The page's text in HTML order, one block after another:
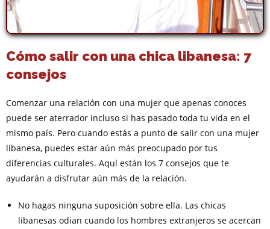
Cómo salir con una chica libanesa: 7
consejos
Comenzar una relación con una mujer que apenas conoces
puede ser aterrador incluso si has pasado toda tu vida en el
mismo país. Pero cuando estás a punto de salir con una mujer
libanesa, puedes estar aún más preocupado por tus
diferencias culturales. Aquí están los 7 consejos que te
ayudarán a disfrutar aún más de la relación.
No hagas ninguna suposición sobre ella. Las chicas
libanesas odian cuando los hombres extranjeros se acercan